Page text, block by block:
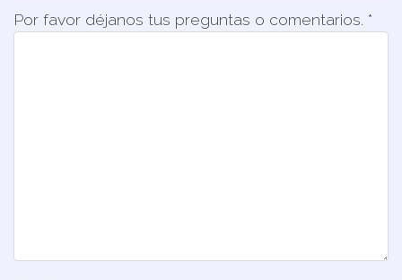
Por favor déjanos tus preguntas o comentarios. *